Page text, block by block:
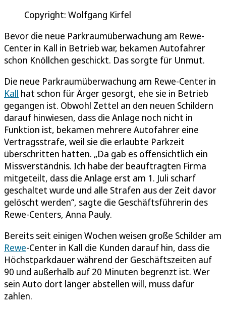
Copyright: Wolfgang Kirfel
Bevor die neue Parkraumüberwachung am Rewe-
Center in Kall in Betrieb war, bekamen Autofahrer
schon Knöllchen geschickt. Das sorgte für Unmut.
Die neue Parkraumüberwachung am Rewe-Center in
Kall hat schon für Ärger gesorgt, ehe sie in Betrieb
gegangen ist. Obwohl Zettel an den neuen Schildern
darauf hinwiesen, dass die Anlage noch nicht in
Funktion ist, bekamen mehrere Autofahrer eine
Vertragsstrafe, weil sie die erlaubte Parkzeit
überschritten hatten. „Da gab es offensichtlich ein
Missverständnis. Ich habe der beauftragten Firma
mitgeteilt, dass die Anlage erst am 1. Juli scharf
geschaltet wurde und alle Strafen aus der Zeit davor
gelöscht werden“, sagte die Geschäftsführerin des
Rewe-Centers, Anna Pauly.
Bereits seit einigen Wochen weisen große Schilder am
Rewe-Center in Kall die Kunden darauf hin, dass die
Höchstparkdauer während der Geschäftszeiten auf
90 und außerhalb auf 20 Minuten begrenzt ist. Wer
sein Auto dort länger abstellen will, muss dafür
zahlen.